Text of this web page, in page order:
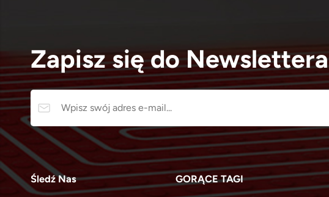
Zapisz się do Newslettera
Śledź Nas GORĄCE TAGI